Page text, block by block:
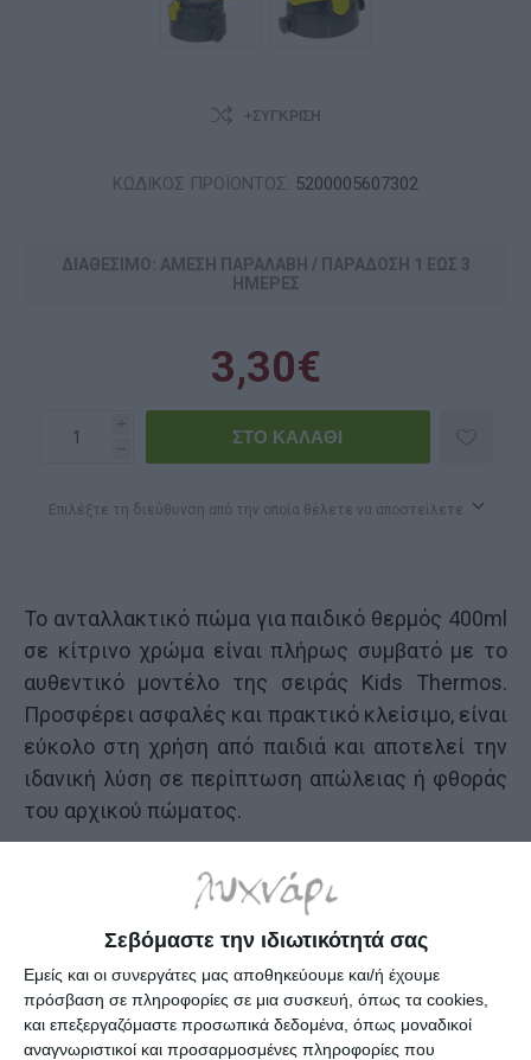
Σεβόμαστε την ιδιωτικότητά σας
Εμείς και οι συνεργάτες μας αποθηκεύουμε και/ή έχουμε
πρόσβαση σε πληροφορίες σε μια συσκευή, όπως τα cookies,
και επεξεργαζόμαστε προσωπικά δεδομένα, όπως μοναδικοί
αναγνωριστικοί και προσαρμοσμένες πληροφορίες που
+ΣΎΓΚΡΙΣΗ
ΚΩΔΙΚΟΣ ΠΡΟΪΟΝΤΟΣ: 5200005607302
ΔΙΑΘΈΣΙΜΟ: ΆΜΕΣΗ ΠΑΡΑΛΑΒΉ / ΠΑΡΆΔOΣΗ 1 ΈΩΣ 3
ΗΜΈΡΕΣ
3,30€
i
h
Επιλέξτε τη διεύθυνση από την οποία θέλετε να αποστείλετε
Το ανταλλακτικό πώμα για παιδικό θερμός 400ml
σε κίτρινο χρώμα είναι πλήρως συμβατό με το
αυθεντικό μοντέλο της σειράς Kids Thermos.
Προσφέρει ασφαλές και πρακτικό κλείσιμο, είναι
εύκολο στη χρήση από παιδιά και αποτελεί την
ιδανική λύση σε περίπτωση απώλειας ή φθοράς
του αρχικού πώματος.
Κατάλληλο για: Kids Thermos 400ml
Κωδικός προϊόντος: 33-BO-0110
Barcode: 5200005607302
Χρώμα: Κίτρινο
Υλικό: Ανθεκτικό πλαστικό – BPA Free